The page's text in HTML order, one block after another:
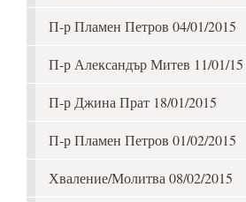
П-р Пламен Петров 04/01/2015
П-р Александър Митев 11/01/15
П-р Джина Прат 18/01/2015
П-р Пламен Петров 01/02/2015
Хваление/Молитва 08/02/2015